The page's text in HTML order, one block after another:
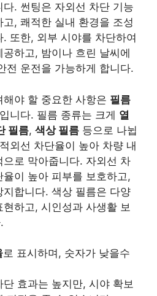
. 썬팅은 자외선 차단 기능
, 쾌적한 실내 환경을 조성
또한, 외부 시야를 차단하여
하고, 밤이나 흐린 날씨에
전 운전을 가능하게 합니다.
야 할 중요한 사항은 필름
니다. 필름 종류는 크게 열
필름, 색상 필름 등으로 나뉩
외선 차단율이 높아 차량 내
로 막아줍니다. 자외선 차
이 높아 피부를 보호하고,
합니다. 색상 필름은 다양
하고, 시인성과 사생활 보
로 표시하며, 숫자가 낮을수
효과는 높지만, 시야 확보